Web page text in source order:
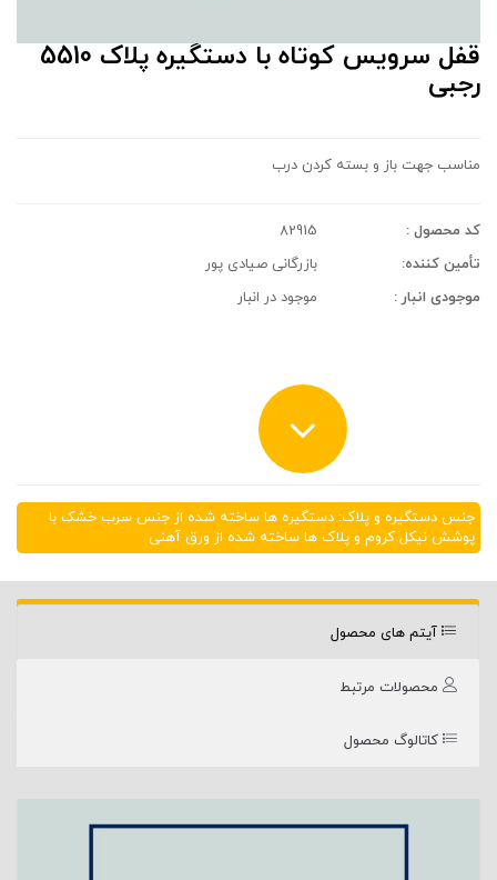
قفل سرویس کوتاه با دستگیره پلاک 5510
رجبی
مناسب جهت باز و بسته کردن درب
کد محصول :
82915
تأمین کننده:
بازرگانی صیادی پور
موجودی انبار :
موجود در انبار
جنس دستگیره و پلاک: دستگیره ها ساخته شده از جنس سرب خشک با
پوشش نیکل کروم و پلاک ها ساخته شده از ورق آهنی
آیتم های محصول
محصولات مرتبط
کاتالوگ محصول